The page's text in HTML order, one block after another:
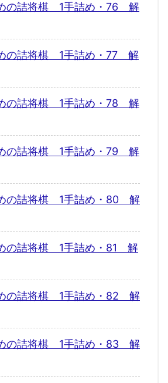
の詰将棋 1手詰め・76 解
の詰将棋 1手詰め・77 解
の詰将棋 1手詰め・78 解
の詰将棋 1手詰め・79 解
の詰将棋 1手詰め・80 解
の詰将棋 1手詰め・81 解
の詰将棋 1手詰め・82 解
の詰将棋 1手詰め・83 解